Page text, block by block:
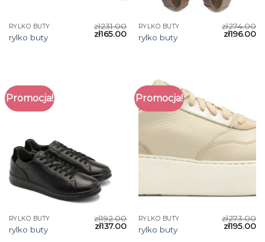
RYLKO BUTY
rylko buty
zł231.00
zł165.00
RYLKO BUTY
rylko buty
zł274.00
zł196.00
Promocja!
RYLKO BUTY
rylko buty
zł192.00
zł137.00
Promocja!
RYLKO BUTY
rylko buty
zł273.00
zł195.00